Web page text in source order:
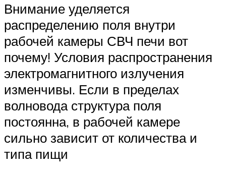
Внимание уделяется
распределению поля внутри
рабочей камеры СВЧ печи вот
почему! Условия распространения
электромагнитного излучения
изменчивы. Если в пределах
волновода структура поля
постоянна, в рабочей камере
сильно зависит от количества и
типа пищи